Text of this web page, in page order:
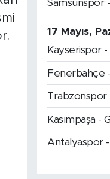
Samsunspor
17 Mayıs,
Kayserispor
Fenerbahçe
Trabzonspor
Kasımpaşa -
Antalyaspor